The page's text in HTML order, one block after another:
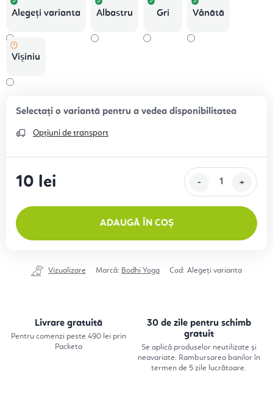
Alegeţi varianta Albastru Gri Vânătă
Vișiniu
Opțiuni de transport
10 lei
ADAUGĂ ÎN COȘ
Vizualizare Marcă: Bodhi Yoga Cod: Alegeţi varianta
Livrare gratuită
Pentru comenzi peste 490 lei prin
Packeta
30 de zile pentru schimb
gratuit
Se aplică produselor neutilizate și
neavariate. Rambursarea banilor în
termen de 5 zile lucrătoare.